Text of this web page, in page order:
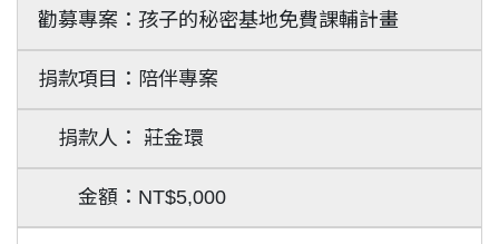
孩子的秘密基地免費課輔計畫
陪伴專案
莊金環
NT$5,000